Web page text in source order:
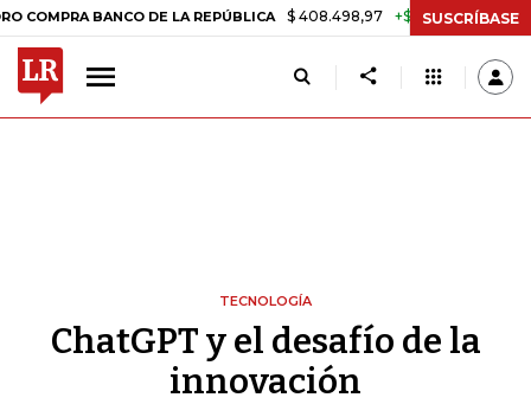
BANCO DE LA REPÚBLICA $ 408.498,97 +$ 8.753,81 +2,19%
SUSCRÍBASE
TECNOLOGÍA
ChatGPT y el desafío de la
innovación